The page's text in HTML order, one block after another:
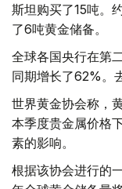
斯坦购买了15吨。
了6吨黄金储备。
全球各国央行在第
同期增长了62%。
世界黄金协会称，
本季度贵金属价格
素的影响。
根据该协会进行的